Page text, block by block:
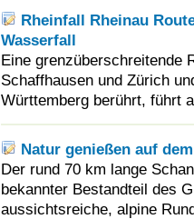
Rheinfall Rheinau
Wasserfall
Eine grenzüberschreitende
Schaffhausen und Zürich
Württemberg berührt, führt
Natur genießen auf
Der rund 70 km lange
bekannter Bestandteil des
aussichtsreiche, alpine